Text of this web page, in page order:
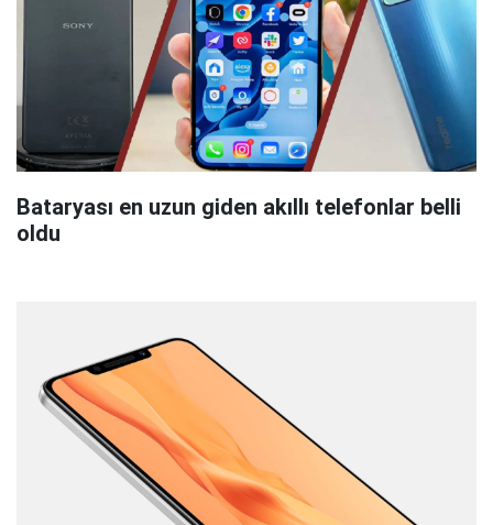
Bataryası en uzun giden akıllı telefonlar belli
oldu